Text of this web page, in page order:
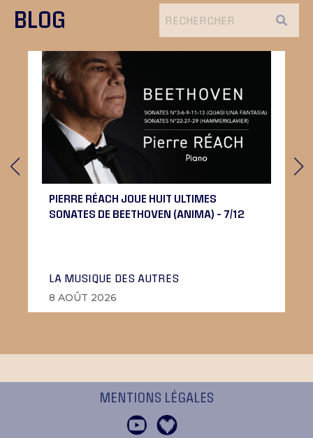
BLOG
PIERRE RÉACH JOUE HUIT ULTIMES
SONATES DE BEETHOVEN (ANIMA) – 7/12
LA MUSIQUE DES AUTRES
8 AOÛT 2026
MENTIONS LÉGALES